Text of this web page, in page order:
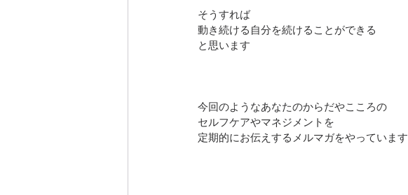
そうすれば
動き続ける自分を続けることができる
と思います
今回のようなあなたのからだやこころの
セルフケアやマネジメントを
定期的にお伝えするメルマガをやっています